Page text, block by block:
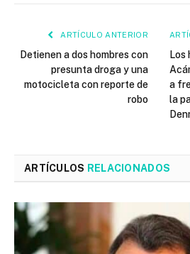
ARTÍCULO ANTERIOR
Detienen a dos hombres con
presunta droga y una
motocicleta con reporte de
robo
Los
a
la
ARTÍCULOS RELACIONADOS